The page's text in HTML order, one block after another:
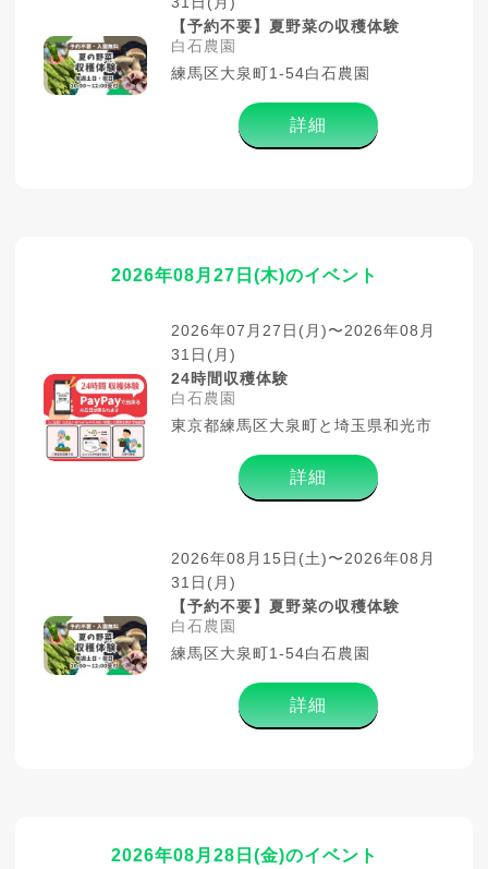
【予約不要】夏野菜の収穫体験
白石農園
練馬区大泉町1-54白石農園
詳細
2026年08月27日(木)のイベント
2026年07月27日(月)〜2026年08月
31日(月)
24時間収穫体験
白石農園
東京都練馬区大泉町と埼玉県和光市
詳細
2026年08月15日(土)〜2026年08月
31日(月)
【予約不要】夏野菜の収穫体験
白石農園
練馬区大泉町1-54白石農園
詳細
2026年08月28日(金)のイベント